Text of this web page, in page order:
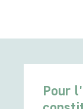
Pour